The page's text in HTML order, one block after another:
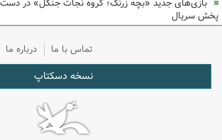
بازی‌های جدید «بچه زرنگ؛ گروه نجات جنگل» در
پخش سریال
تماس با ما درباره ما
نسخه دسکتاپ